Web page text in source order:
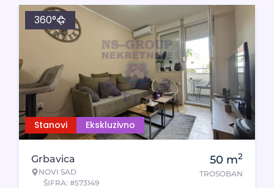
Stanovi Ekskluzivno
360°
Grbavica
NOVI SAD
ŠIFRA: #573149
50 m2
TROSOBAN